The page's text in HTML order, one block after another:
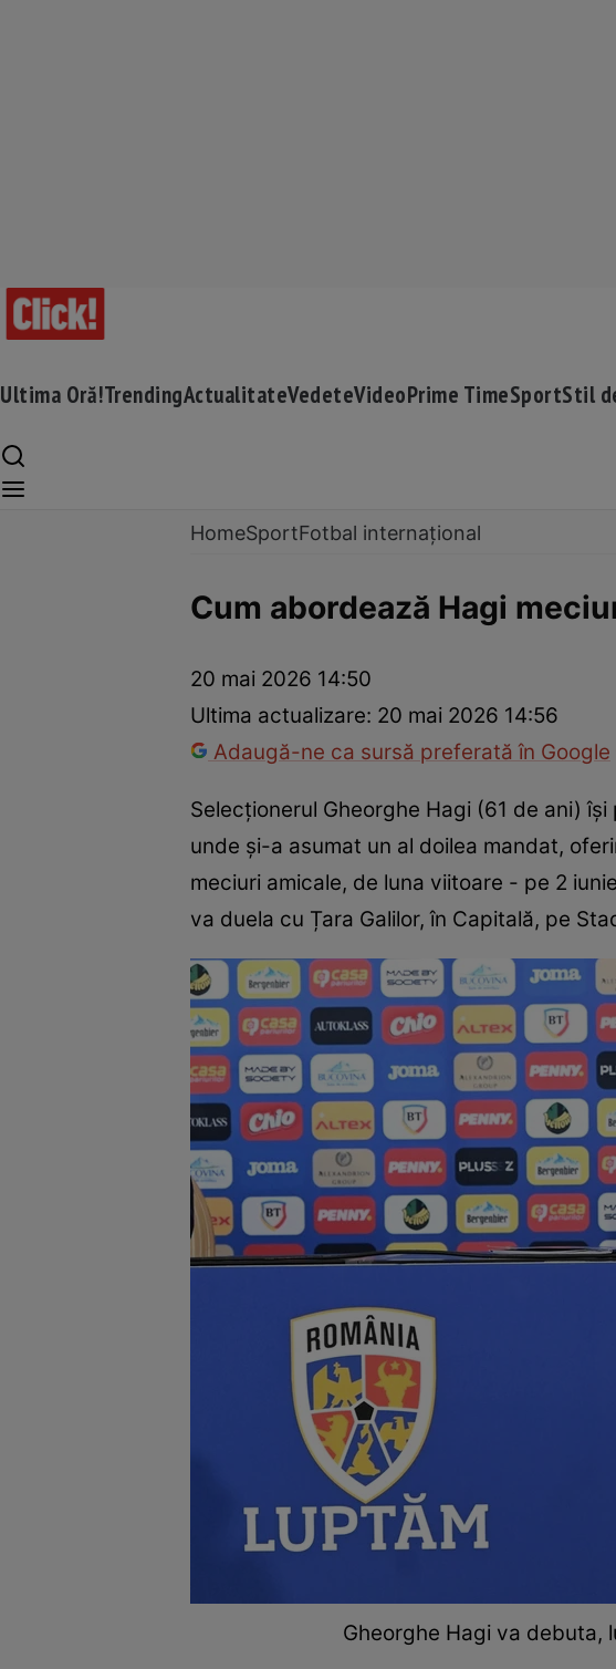
Ultima Oră!TrendingActualitateVedeteVideoPrime TimeSportStil
HomeSportFotbal internațional
Cum abordează Hagi
20 mai 2026 14:50
Ultima actualizare: 20 mai 2026 14:56
Adaugă-ne ca sursă preferată în Google
Selecţionerul Gheorghe Hagi (61 de ani)
unde și-a asumat un al doilea mandat,
meciuri amicale, de luna viitoare - pe 2
va duela cu Țara Galilor, în Capitală, pe
Gheorghe Hagi va debuta,